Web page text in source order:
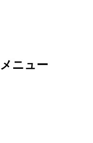
ニュー